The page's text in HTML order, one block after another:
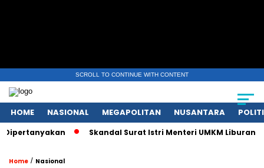
SCROLL TO CONTINUE WITH CONTENT
HOME NASIONAL MEGAPOLITAN NUSANTARA
Skandal Surat Istri Menteri UMKM Liburan
Home / Nasional